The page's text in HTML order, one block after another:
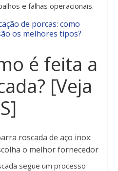
e falhas operacionais.
de porcas: como
os melhores tipos?
é feita a
[Veja
segue um processo